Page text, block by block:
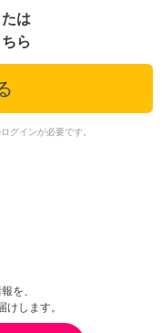
は
ら
グインが必要です。
を、
します。